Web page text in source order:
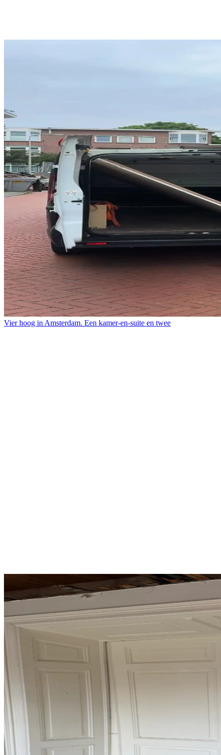
Vier hoog in Amsterdam. Een kamer-en-suite en twee